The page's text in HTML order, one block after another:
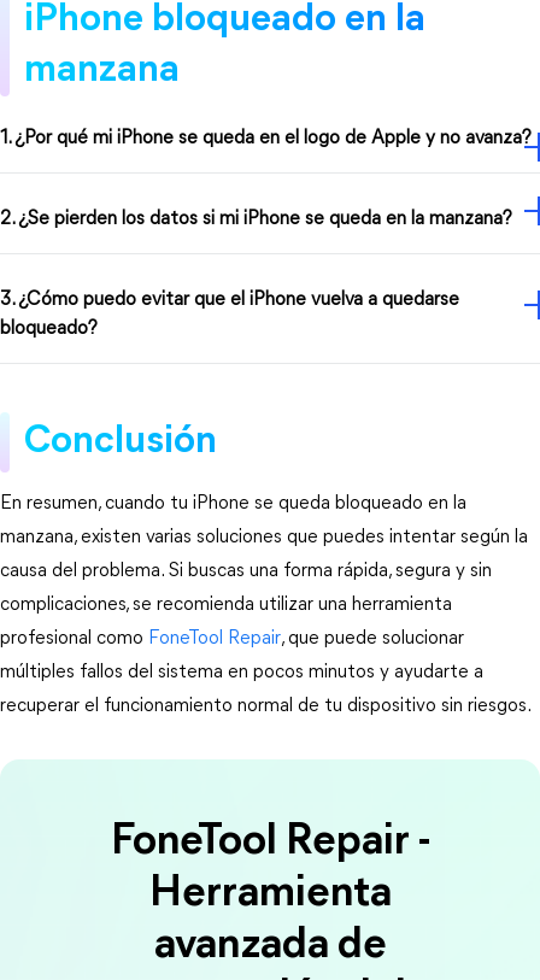
iPhone bloqueado en la
manzana
1. ¿Por qué mi iPhone se queda en el logo de Apple y no avanza?
2. ¿Se pierden los datos si mi iPhone se queda en la manzana?
3. ¿Cómo puedo evitar que el iPhone vuelva a quedarse
bloqueado?
Conclusión
En resumen, cuando tu iPhone se queda bloqueado en la
manzana, existen varias soluciones que puedes intentar según la
causa del problema. Si buscas una forma rápida, segura y sin
complicaciones, se recomienda utilizar una herramienta
profesional como FoneTool Repair, que puede solucionar
múltiples fallos del sistema en pocos minutos y ayudarte a
recuperar el funcionamiento normal de tu dispositivo sin riesgos.
FoneTool Repair -
Herramienta
avanzada de